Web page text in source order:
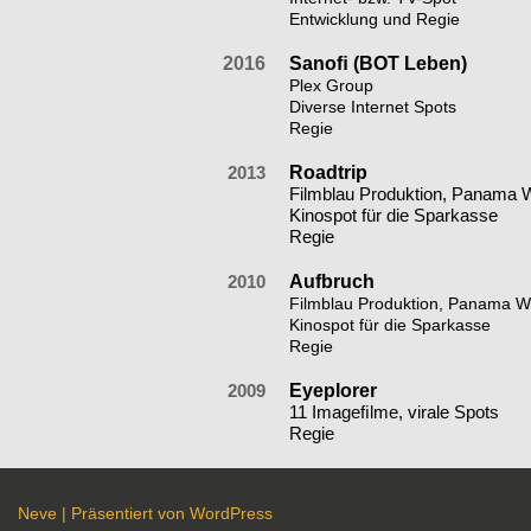
Entwicklung und Regie
2016 Sanoﬁ (BOT Leben)
Plex Group
Diverse Internet Spots
Regie
2013
Roadtrip
Filmblau Produktion, Panama
Kinospot für die Sparkasse
Regie
2010 Aufbruch
Filmblau Produktion, Panama
Kinospot für die Sparkasse
Regie
2009
Eyeplorer
11 Imageﬁlme, virale Spots
Regie
Neve | Präsentiert von WordPress